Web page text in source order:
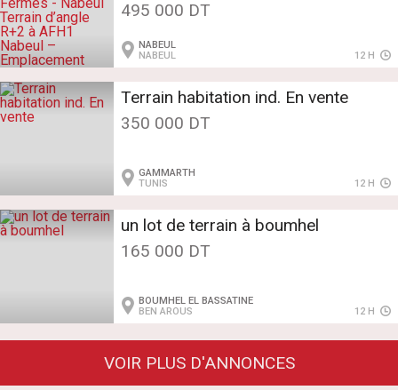
Terrain d’angle R+2 à AFH1 Nabeul
– Emplacement stratégique
495 000 DT
NABEUL‎
NABEUL
12 H
Terrain habitation ind. En vente
350 000 DT
GAMMARTH
TUNIS
12 H
un lot de terrain à boumhel
165 000 DT
BOUMHEL EL BASSATINE
BEN AROUS
12 H
VOIR PLUS D'ANNONCES